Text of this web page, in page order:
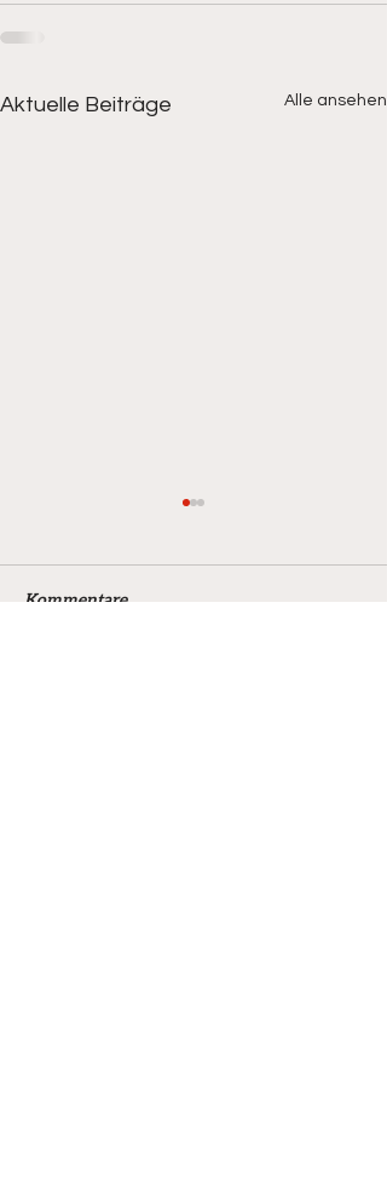
Aktuelle Beiträge Alle ansehen
Kommentare